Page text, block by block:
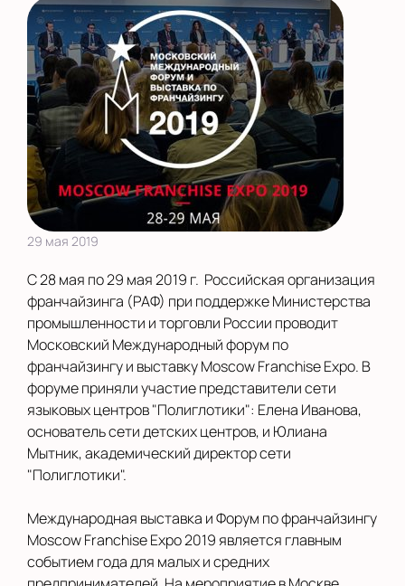
29 мая 2019
С 28 мая по 29 мая 2019 г. Российская организация
франчайзинга (РАФ) при поддержке Министерства
промышленности и торговли России проводит
Московский Международный форум по
франчайзингу и выставку Moscow Franchise Expo. В
форуме приняли участие представители сети
языковых центров "Полиглотики": Елена Иванова,
основатель сети детских центров, и Юлиана
Мытник, академический директор сети
"Полиглотики".
Международная выставка и Форум по франчайзингу
Moscow Franchise Expo 2019 является главным
событием года для малых и средних